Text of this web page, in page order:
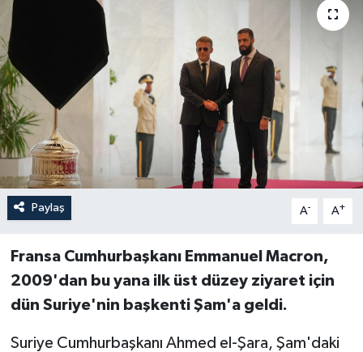
Paylaş A- A+
Fransa Cumhurbaşkanı Emmanuel Macron,
2009'dan bu yana ilk üst düzey ziyaret için
dün Suriye'nin başkenti Şam'a geldi.
Suriye Cumhurbaşkanı Ahmed el-Şara, Şam'daki